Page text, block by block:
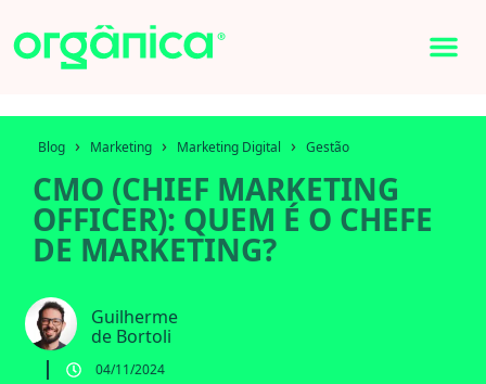
Blog › Marketing › Marketing Digital › Gestão
CMO (CHIEF MARKETING
OFFICER): QUEM É O CHEFE
DE MARKETING?
Guilherme
de Bortoli
04/11/2024